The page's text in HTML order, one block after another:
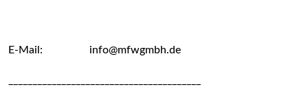
E-Mail: info@mfwgmbh.de